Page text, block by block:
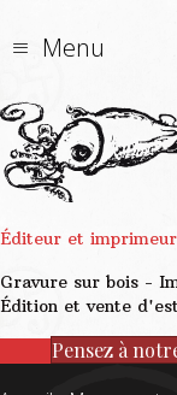
Menu
Éditeur et
Gravure sur bois -
Édition et vente
Pensez à